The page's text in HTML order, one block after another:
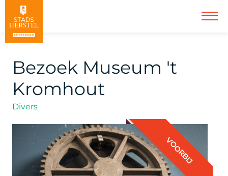
Bezoek Museum 't
Kromhout
Divers
VOORBIJ